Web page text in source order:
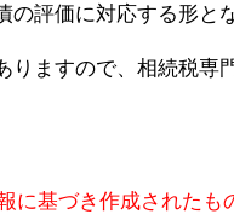
評価に対応する形と
ますので、相続税専
基づき作成されたも